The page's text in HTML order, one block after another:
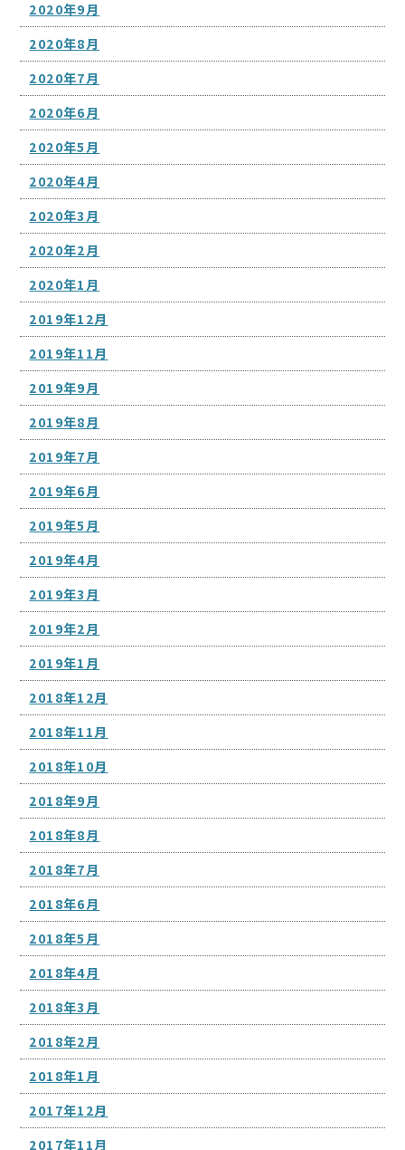
2020年9月
2020年8月
2020年7月
2020年6月
2020年5月
2020年4月
2020年3月
2020年2月
2020年1月
2019年12月
2019年11月
2019年9月
2019年8月
2019年7月
2019年6月
2019年5月
2019年4月
2019年3月
2019年2月
2019年1月
2018年12月
2018年11月
2018年10月
2018年9月
2018年8月
2018年7月
2018年6月
2018年5月
2018年4月
2018年3月
2018年2月
2018年1月
2017年12月
2017年11月